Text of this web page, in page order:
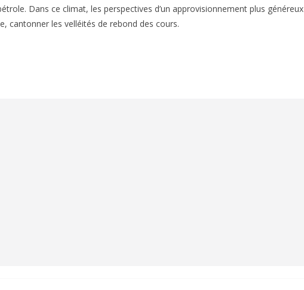
Dans ce climat, les perspectives d’un approvisionnement plus généreux
cantonner les velléités de rebond des cours.